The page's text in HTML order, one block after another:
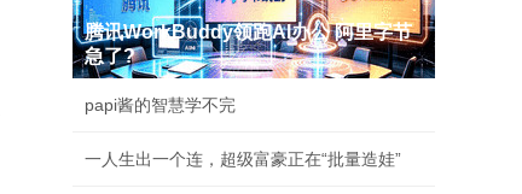
腾讯WorkBuddy领跑AI办公 阿里字节
急了?
papi酱的智慧学不完
一人生出一个连，超级富豪正在“批量造娃”